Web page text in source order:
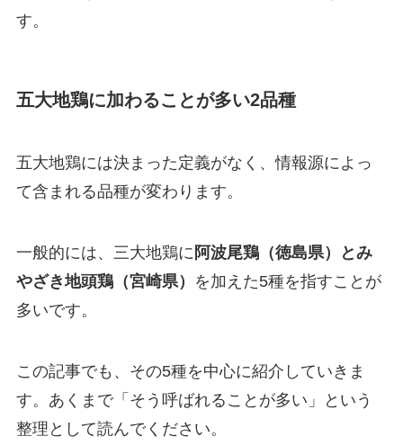
す。
五大地鶏に加わることが多い2品種
五大地鶏には決まった定義がなく、情報源によっ
て含まれる品種が変わります。
一般的には、三大地鶏に 阿波尾鶏（徳島県）とみ
やざき地頭鶏（宮崎県）
を加えた5種を指すことが
多いです。
この記事でも、その5種を中心に紹介していきま
す。あくまで「そう呼ばれることが多い」という
整理として読んでください。